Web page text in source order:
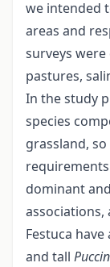
we intended
areas and
surveys
pastures,
In the study
species
grassland,
dominant
associations,
Festuca
and tall